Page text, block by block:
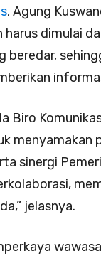
, Agung
harus dimulai
beredar,
Biro
menyamakan
sinergi
jelasnya.